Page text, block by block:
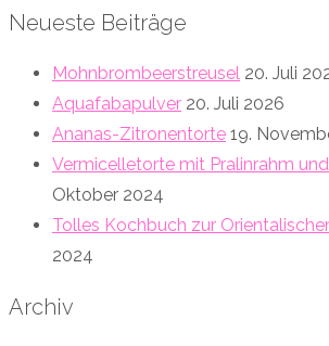
Neueste Beiträge
Mohnbrombeerstreusel 20. Juli
Aquafabapulver 20. Juli 2026
Ananas-Zitronentorte 19.
Vermicelletorte mit Pralinrahm
Oktober 2024
Tolles Kochbuch zur
2024
Archiv